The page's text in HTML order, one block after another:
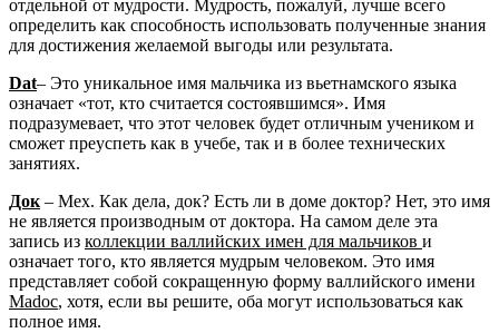
отдельной от мудрости. Мудрость, пожалуй, лучше всего
определить как способность использовать полученные знания
для достижения желаемой выгоды или результата.
Dat– Это уникальное имя мальчика из вьетнамского языка
означает «тот, кто считается состоявшимся». Имя
подразумевает, что этот человек будет отличным учеником и
сможет преуспеть как в учебе, так и в более технических
занятиях.
Док – Мех. Как дела, док? Есть ли в доме доктор? Нет, это имя
не является производным от доктора. На самом деле эта
запись из коллекции валлийских имен для мальчиков и
означает того, кто является мудрым человеком. Это имя
представляет собой сокращенную форму валлийского имени
Madoc, хотя, если вы решите, оба могут использоваться как
полное имя.